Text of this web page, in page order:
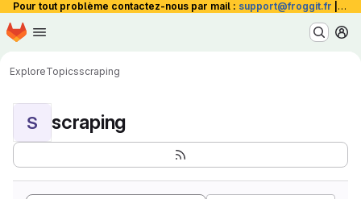
Pour tout problème contactez-nous par mail : support@froggit.fr La
Skip to main content
Homepage
ExploreTopicsscraping
S scraping